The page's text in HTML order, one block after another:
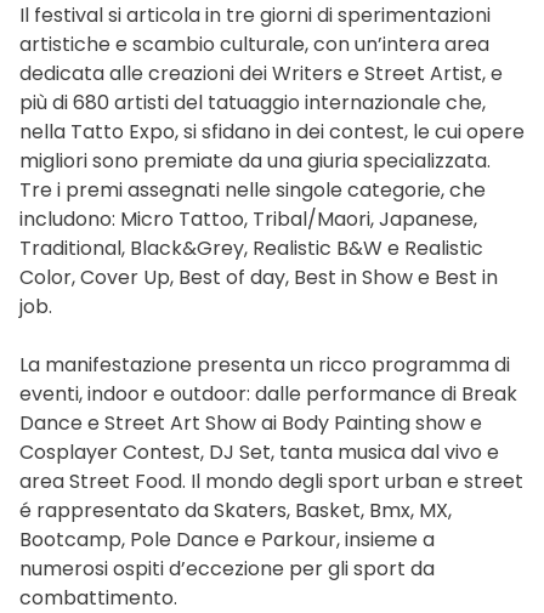
Il festival si articola in tre giorni di sperimentazioni
artistiche e scambio culturale, con un’intera area
dedicata alle creazioni dei Writers e Street Artist, e
più di 680 artisti del tatuaggio internazionale che,
nella Tatto Expo, si sfidano in dei contest, le cui opere
migliori sono premiate da una giuria specializzata.
Tre i premi assegnati nelle singole categorie, che
includono: Micro Tattoo, Tribal/Maori, Japanese,
Traditional, Black&Grey, Realistic B&W e Realistic
Color, Cover Up, Best of day, Best in Show e Best in
job.
La manifestazione presenta un ricco programma di
eventi, indoor e outdoor: dalle performance di Break
Dance e Street Art Show ai Body Painting show e
Cosplayer Contest, DJ Set, tanta musica dal vivo e
area Street Food. Il mondo degli sport urban e street
é rappresentato da Skaters, Basket, Bmx, MX,
Bootcamp, Pole Dance e Parkour, insieme a
numerosi ospiti d’eccezione per gli sport da
combattimento.